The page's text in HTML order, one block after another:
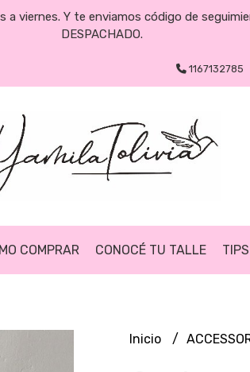
viernes. Y te enviamos código de
DESPACHADO.
1167132785
COMPRAR CONOCÉ TU TALLE
Inicio